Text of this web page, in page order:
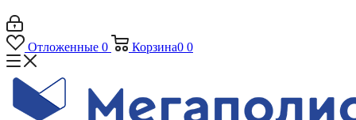
Отложенные 0 Корзина0 0